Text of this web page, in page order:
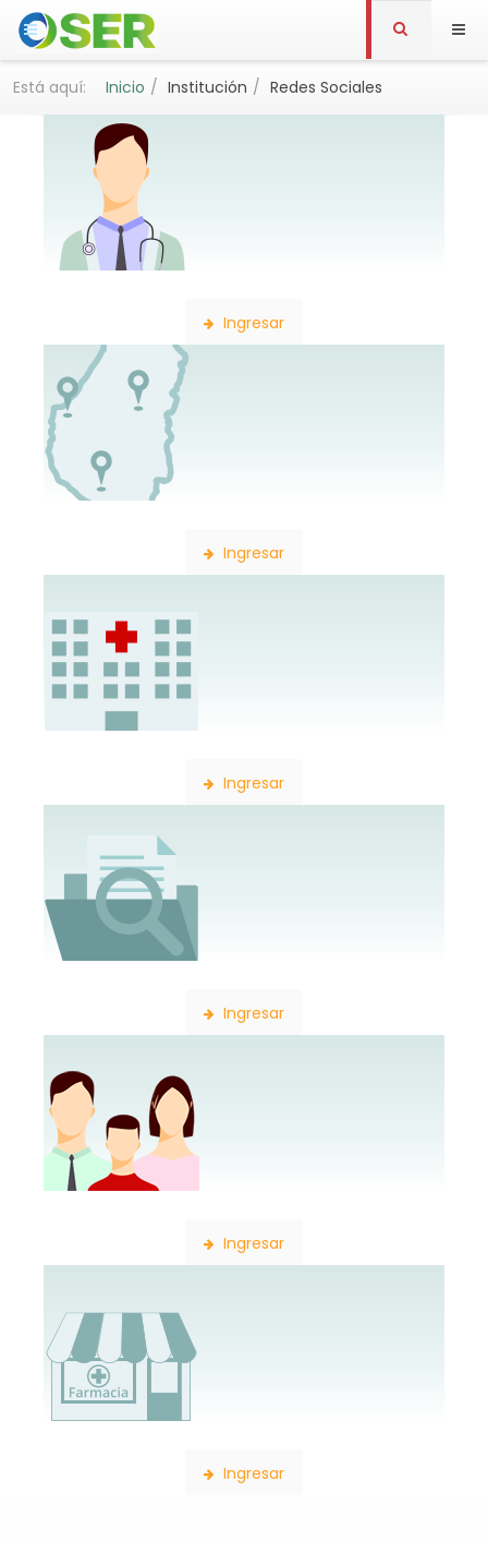
Está aquí: Inicio Institución Redes Sociales
Ingresar
Ingresar
Ingresar
Ingresar
Ingresar
Ingresar